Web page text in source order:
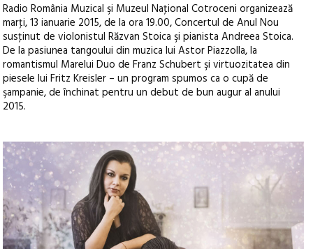
Radio România Muzical şi Muzeul Naţional Cotroceni organizează
marţi, 13 ianuarie 2015, de la ora 19.00, Concertul de Anul Nou
susţinut de violonistul Răzvan Stoica şi pianista Andreea Stoica.
De la pasiunea tangoului din muzica lui Astor Piazzolla, la
romantismul Marelui Duo de Franz Schubert şi virtuozitatea din
piesele lui Fritz Kreisler – un program spumos ca o cupă de
şampanie, de închinat pentru un debut de bun augur al anului
2015.